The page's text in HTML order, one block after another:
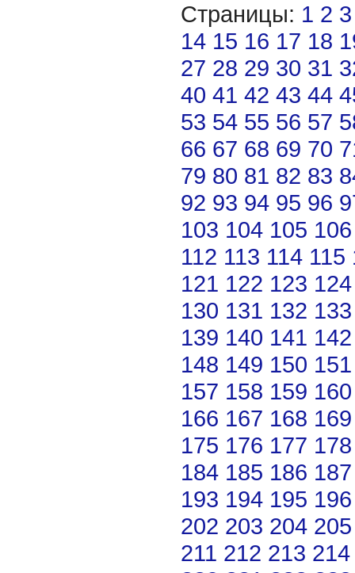
Страницы: 1 2 3
14 15 16 17 18
27 28 29 30 31
40 41 42 43 44
53 54 55 56 57
66 67 68 69 70
79 80 81 82 83
92 93 94 95 96
103 104 105 106
112 113 114 115
121 122 123 124
130 131 132 133
139 140 141 142
148 149 150 151
157 158 159 160
166 167 168 169
175 176 177 178
184 185 186 187
193 194 195 196
202 203 204 205
211 212 213 214